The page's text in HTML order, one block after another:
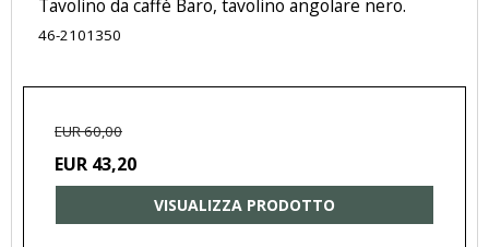
Tavolino da caffè Baro, tavolino angolare nero.
46-2101350
EUR 60,00
EUR 43,20
VISUALIZZA PRODOTTO